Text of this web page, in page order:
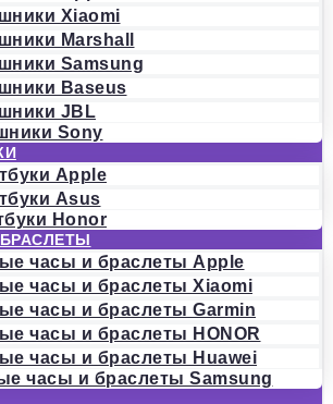
Xiaomi
Marshall
Samsung
Baseus
JBL
Sony
Apple
Asus
Honor
часы и браслеты Apple
часы и браслеты Xiaomi
часы и браслеты Garmin
часы и браслеты HONOR
часы и браслеты Huawei
часы и браслеты Samsung